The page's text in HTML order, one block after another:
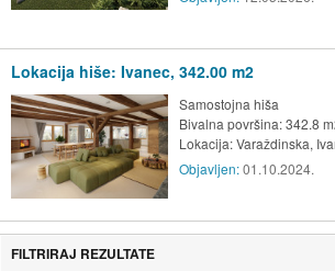
Lokacija hiše: Ivanec, 342.00 m2
Samostojna hiša
Bivalna površina: 342.8
Lokacija:Varaždinska,
Objavljen:01.10.2024.
FILTRIRAJ REZULTATE